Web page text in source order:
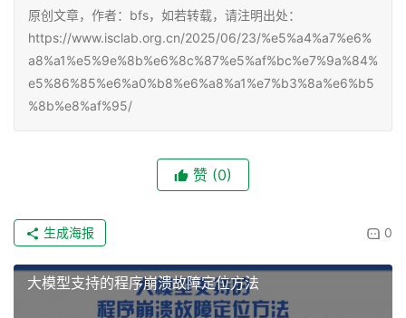
原创文章，作者：bfs，如若转载，请注明出处：
https://www.isclab.org.cn/2025/06/23/%e5%a4%a7%e6%
a8%a1%e5%9e%8b%e6%8c%87%e5%af%bc%e7%9a%84%
e5%86%85%e6%a0%b8%e6%a8%a1%e7%b3%8a%e6%b5
%8b%e8%af%95/
赞 (0)
0
生成海报
大模型支持的程序崩溃故障定位方法